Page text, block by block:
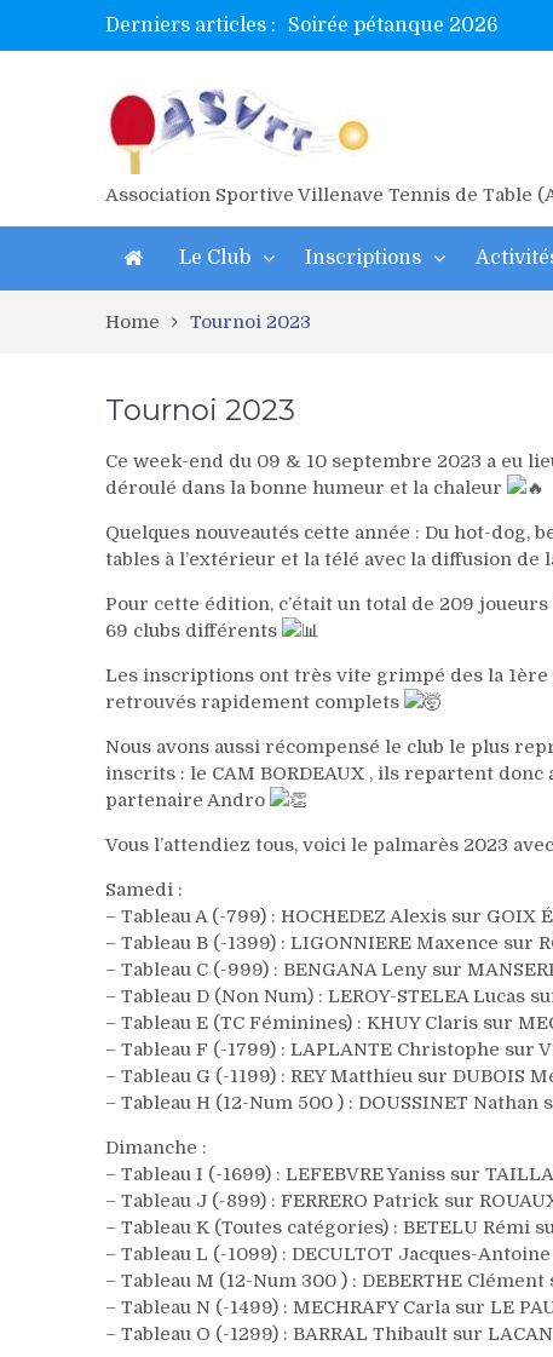
Derniers articles :
Soirée pétanque 2026
Tetelle et Wawa en
Les 4 mousquetaires au 24h
Association Sportive Villenave Tennis de Table
Le Club Inscriptions
Home Tournoi 2023
Tournoi 2023
Ce week-end du 09 & 10 septembre 2023 a eu
déroulé dans la bonne humeur et la chaleur
Quelques nouveautés cette année : Du hot-dog,
tables à l’extérieur et la télé avec la diffusion de
Pour cette édition, c’était un total de 209
69 clubs différents
Les inscriptions ont très vite grimpé des la 1ère
retrouvés rapidement complets
Nous avons aussi récompensé le club le plus
inscrits : le CAM BORDEAUX , ils repartent
partenaire Andro
Vous l’attendiez tous, voici le palmarès 2023
Samedi :
– Tableau A (-799) : HOCHEDEZ Alexis sur GOIX
– Tableau B (-1399) : LIGONNIERE Maxence sur
– Tableau C (-999) : BENGANA Leny sur
– Tableau D (Non Num) : LEROY-STELEA Lucas
– Tableau E (TC Féminines) : KHUY Claris sur
– Tableau F (-1799) : LAPLANTE Christophe sur
– Tableau G (-1199) : REY Matthieu sur DUBOIS
– Tableau H (12-Num 500 ) : DOUSSINET Nathan
Dimanche :
– Tableau I (-1699) : LEFEBVRE Yaniss sur
– Tableau J (-899) : FERRERO Patrick sur
– Tableau K (Toutes catégories) : BETELU Rémi
– Tableau L (-1099) : DECULTOT Jacques-
– Tableau M (12-Num 300 ) : DEBERTHE
– Tableau N (-1499) : MECHRAFY Carla sur LE
– Tableau O (-1299) : BARRAL Thibault sur